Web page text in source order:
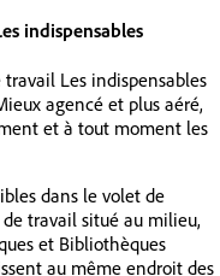
indispensables
travail Les indispensables
agencé et plus aéré,
et à tout moment les
dans le volet de
travail situé au milieu,
et Bibliothèques
au même endroit des